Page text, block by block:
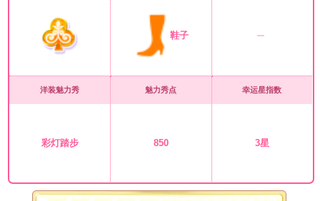
鞋子
洋装魅力秀
彩灯踏步
魅力秀点
850
幸运星指数
3星